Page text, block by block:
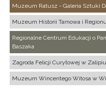
Muzeum Ratusz - Galeria Sztuki
Muzeum Historii Tarnowa i
Regionalne Centrum Edukacji o
Baszaka
Zagroda Felicji Curyłowej w Zalipiu
Muzeum Wincentego Witosa w